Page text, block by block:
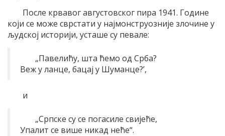
После крвавог августовског пира 1941. Године
који се може сврстати у најмонструозније злочине у
људској историји, усташе су певале:
„Павелићу, шта ћемо од Срба?
Веж у ланце, бацај у Шуманце?’,
и
„Српске су се погасиле свијеће,
Упалит се више никад неће“.